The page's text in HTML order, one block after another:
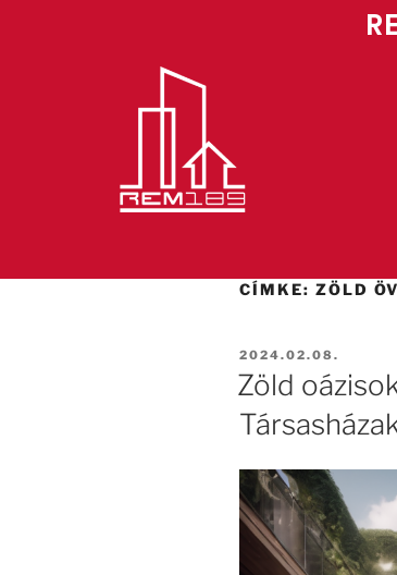
CÍMKE: ZÖLD
2024.02.08.
Zöld